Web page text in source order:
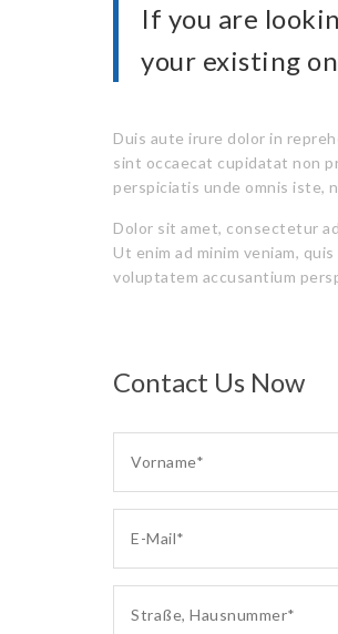
If you are
your existing
Duis aute irure dolor in
sint occaecat cupidatat non
perspiciatis unde omnis iste,
Dolor sit amet, consectetur
Ut enim ad minim veniam,
voluptatem accusantium
Contact Us Now